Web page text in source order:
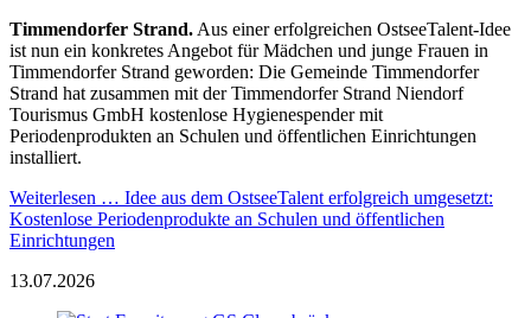
Timmendorfer Strand. Aus einer erfolgreichen OstseeTalent-Idee
ist nun ein konkretes Angebot für Mädchen und junge Frauen in
Timmendorfer Strand geworden: Die Gemeinde Timmendorfer
Strand hat zusammen mit der Timmendorfer Strand Niendorf
Tourismus GmbH kostenlose Hygienespender mit
Periodenprodukten an Schulen und öffentlichen Einrichtungen
installiert.
Weiterlesen … Idee aus dem OstseeTalent erfolgreich umgesetzt:
Kostenlose Periodenprodukte an Schulen und öffentlichen
Einrichtungen
13.07.2026